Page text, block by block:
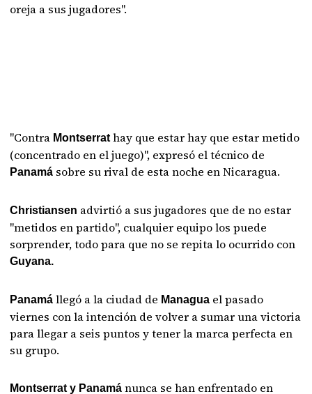
oreja a sus jugadores".
"Contra Montserrathay que estar hay que estar metido
(concentrado en el juego)", expresó el técnico de
Panamá sobre su rival de esta noche en Nicaragua.
Christiansen advirtió a sus jugadores que de no estar
"metidos en partido", cualquier equipo los puede
sorprender, todo para que no se repita lo ocurrido con
Guyana.
Panamá llegó a la ciudad de Managua el pasado
viernes con la intención de volver a sumar una victoria
para llegar a seis puntos y tener la marca perfecta en
su grupo.
Montserrat y Panamánunca se han enfrentado en